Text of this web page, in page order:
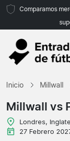
Comparamos
Inicio Millwall
Millwall vs
Londres,
27 Febrero